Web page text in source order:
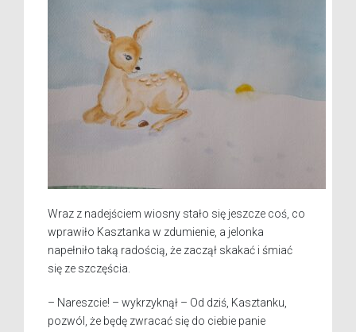
Wraz z nadejściem wiosny stało się jeszcze coś, co
wprawiło Kasztanka w zdumienie, a jelonka
napełniło taką radością, że zaczął skakać i śmiać
się ze szczęścia.
– Nareszcie! – wykrzyknął – Od dziś, Kasztanku,
pozwól, że będę zwracać się do ciebie panie